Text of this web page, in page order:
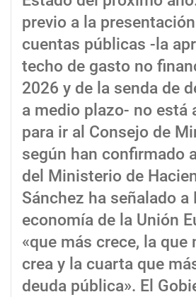
previo a la
cuentas públicas -la
techo de gasto no
2026 y de la senda de
a medio plazo- no está
para ir al Consejo de
según han confirmado
del Ministerio de
Sánchez ha señalado a
economía de la Unión
«que más crece, la que
crea y la cuarta que
deuda pública». El